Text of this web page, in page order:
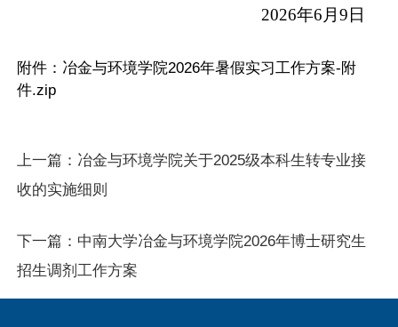
2026年6月9日
附件： 冶金与环境学院2026年暑假实习工作方案-附
件.zip
上一篇： 冶金与环境学院关于2025级本科生转专业接
收的实施细则
下一篇： 中南大学冶金与环境学院2026年博士研究生
招生调剂工作方案